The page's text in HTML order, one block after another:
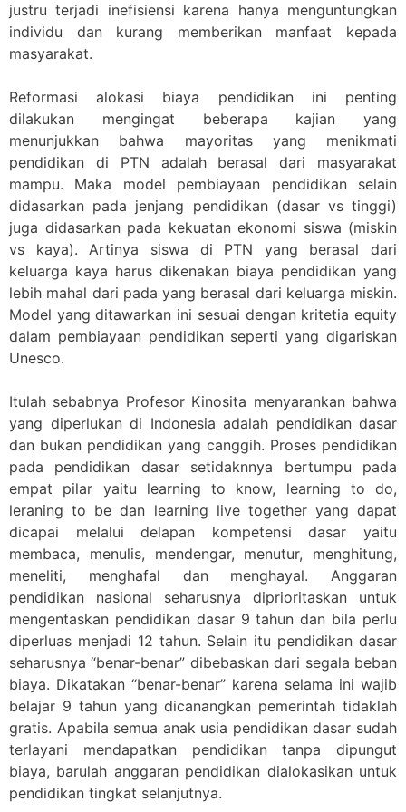
justru terjadi inefisiensi karena hanya menguntungkan
individu dan kurang memberikan manfaat kepada
masyarakat.
Reformasi alokasi biaya pendidikan ini penting
dilakukan mengingat beberapa kajian yang
menunjukkan bahwa mayoritas yang menikmati
pendidikan di PTN adalah berasal dari masyarakat
mampu. Maka model pembiayaan pendidikan selain
didasarkan pada jenjang pendidikan (dasar vs tinggi)
juga didasarkan pada kekuatan ekonomi siswa (miskin
vs kaya). Artinya siswa di PTN yang berasal dari
keluarga kaya harus dikenakan biaya pendidikan yang
lebih mahal dari pada yang berasal dari keluarga miskin.
Model yang ditawarkan ini sesuai dengan kritetia equity
dalam pembiayaan pendidikan seperti yang digariskan
Unesco.
Itulah sebabnya Profesor Kinosita menyarankan bahwa
yang diperlukan di Indonesia adalah pendidikan dasar
dan bukan pendidikan yang canggih. Proses pendidikan
pada pendidikan dasar setidaknnya bertumpu pada
empat pilar yaitu learning to know, learning to do,
leraning to be dan learning live together yang dapat
dicapai melalui delapan kompetensi dasar yaitu
membaca, menulis, mendengar, menutur, menghitung,
meneliti, menghafal dan menghayal. Anggaran
pendidikan nasional seharusnya diprioritaskan untuk
mengentaskan pendidikan dasar 9 tahun dan bila perlu
diperluas menjadi 12 tahun. Selain itu pendidikan dasar
seharusnya “benar-benar” dibebaskan dari segala beban
biaya. Dikatakan “benar-benar” karena selama ini wajib
belajar 9 tahun yang dicanangkan pemerintah tidaklah
gratis. Apabila semua anak usia pendidikan dasar sudah
terlayani mendapatkan pendidikan tanpa dipungut
biaya, barulah anggaran pendidikan dialokasikan untuk
pendidikan tingkat selanjutnya.